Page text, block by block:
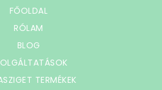
FŐOLDAL
RÓLAM
BLOG
TERMÉKEK